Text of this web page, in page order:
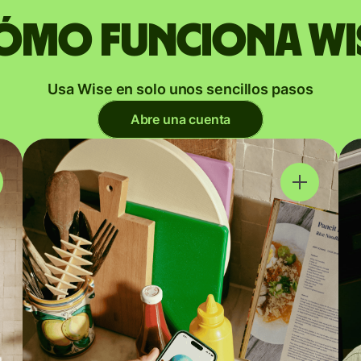
funciona
Usa Wise en solo unos sencillos pasos
Abre una cuenta